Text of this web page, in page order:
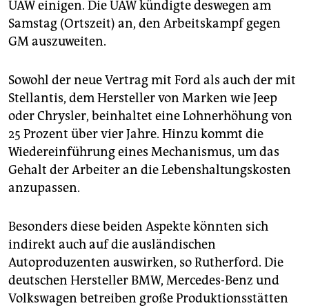
UAW einigen. Die UAW kündigte deswegen am
Samstag (Ortszeit) an, den Arbeitskampf gegen
GM auszuweiten.
Sowohl der neue Vertrag mit Ford als auch der mit
Stellantis, dem Hersteller von Marken wie Jeep
oder Chrysler, beinhaltet eine Lohnerhöhung von
25 Prozent über vier Jahre. Hinzu kommt die
Wiedereinführung eines Mechanismus, um das
Gehalt der Arbeiter an die Lebenshaltungskosten
anzupassen.
Besonders diese beiden Aspekte könnten sich
indirekt auch auf die ausländischen
Autoproduzenten auswirken, so Rutherford. Die
deutschen Hersteller BMW, Mercedes-Benz und
Volkswagen betreiben große Produktionsstätten